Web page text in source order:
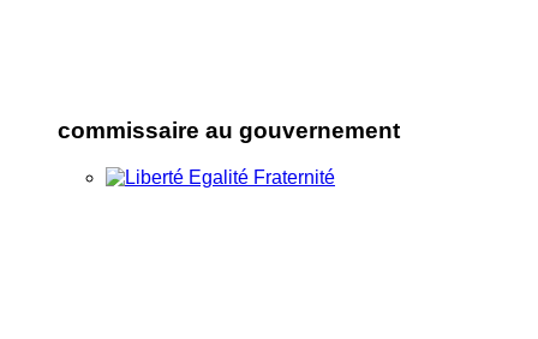
commissaire au gouvernement